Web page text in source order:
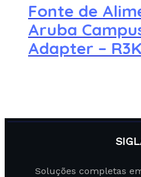
Fonte de
Aruba
Adapter –
Soluções completas